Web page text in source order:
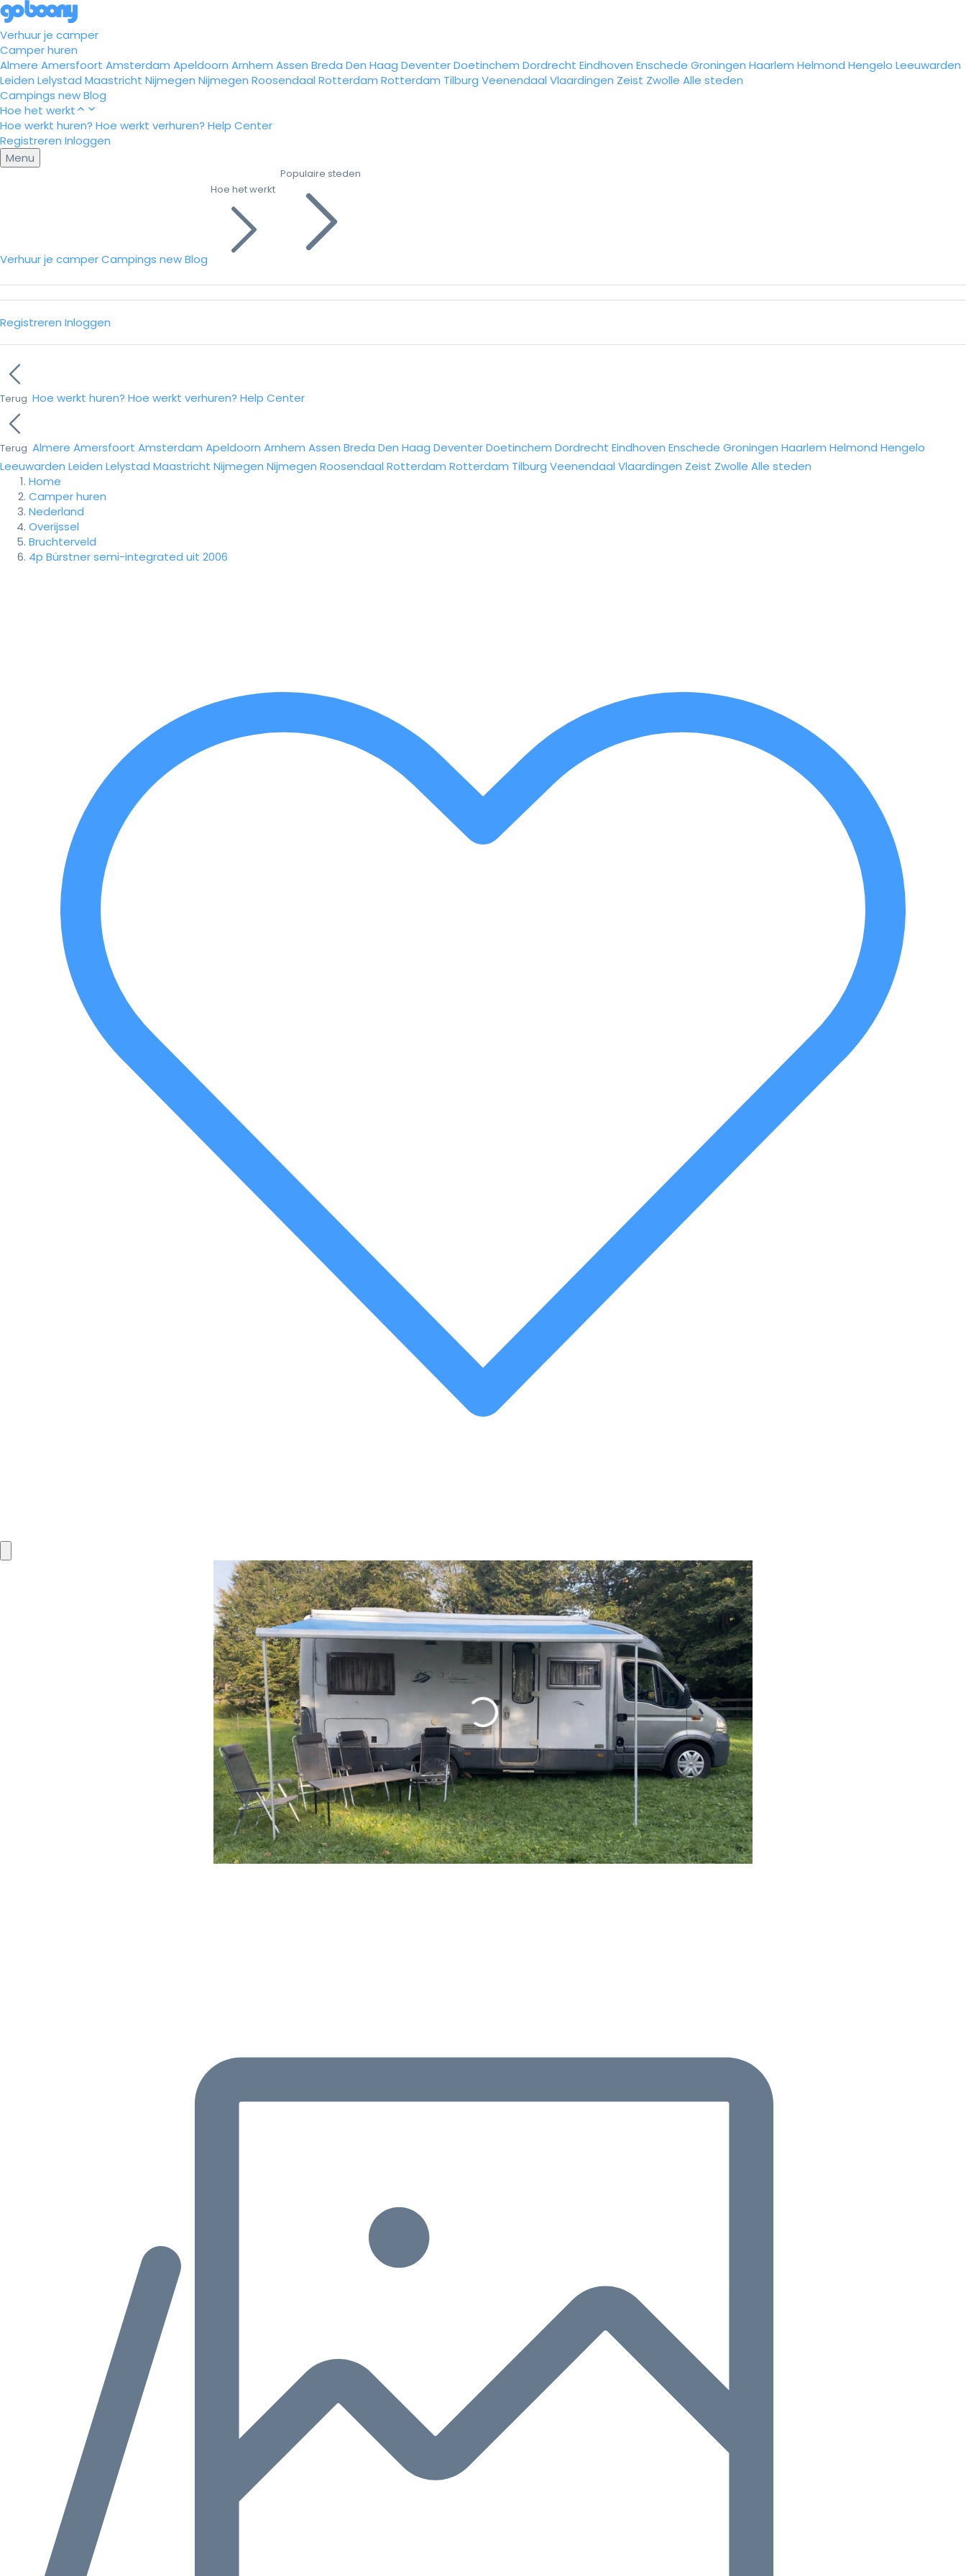
Verhuur je camper
Camper huren
Almere Amersfoort Amsterdam Apeldoorn Arnhem Assen Breda Den Haag DeventerDoetinchem Dordrecht Eindhoven Enschede Groningen Haarlem Helmond Hengelo Leeuwarden
Leiden Lelystad Maastricht Nijmegen Nijmegen Roosendaal Rotterdam Rotterdam Tilburg Veenendaal Vlaardingen Zeist Zwolle Alle steden
Campings newBlog
Hoe het werkt
Hoe werkt huren? Hoe werkt verhuren? Help Center
Registreren Inloggen
Menu
Verhuur je camperCampings newBlog
Hoe het werkt
Populaire steden
Registreren Inloggen
Terug Hoe werkt huren? Hoe werkt verhuren? Help Center
Terug Almere Amersfoort Amsterdam Apeldoorn Arnhem Assen Breda Den Haag DeventerDoetinchem Dordrecht Eindhoven Enschede Groningen Haarlem Helmond Hengelo
Leeuwarden Leiden Lelystad Maastricht Nijmegen Nijmegen Roosendaal Rotterdam Rotterdam Tilburg Veenendaal Vlaardingen Zeist Zwolle Alle steden
Home
Camper huren
Nederland
Overijssel
Bruchterveld
4p Bürstner semi-integrated uit 2006